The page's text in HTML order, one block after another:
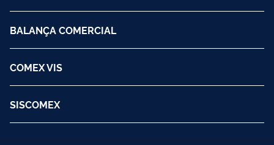
BALANÇA COMERCIAL
COMEX VIS
SISCOMEX